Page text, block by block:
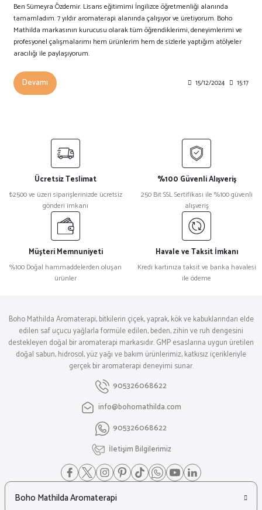
Ben Sümeyra Özdemir. Lisans eğitimimi İngilizce öğretmenliği alanında
tamamladım. 7 yıldır aromaterapi alanında çalışıyor ve üretiyorum. Boho
Mathilda markasının kurucusu olarak tüm öğrendiklerimi, deneyimlerimi ve
profesyonel çalışmalarımı hem ürünlerim hem de sizlerle yaptığım atölyeler
aracılığı ile paylaşıyorum.
Devamı 15/12/2024 15:17
Ücretsiz Teslimat
₺2500 ve üzeri siparişlerinizde ücretsiz
gönderi imkanı
%100 Güvenli Alışveriş
250 Bit SSL Sertifikası ile %100 güvenli
alışveriş
Müşteri Memnuniyeti
%100 Doğal hammaddelerden oluşan
ürünler
Havale ve Taksit İmkanı
Kredi kartınıza taksit ve banka havalesi
ile ödeme
Boho Mathilda Aromaterapi, bitkilerin çiçek, yaprak, kök ve kabuklarından elde
edilen saf uçucu yağlarla formüle edilen, beden, zihin ve ruh dengesini
destekleyen doğal bir aromaterapi markasıdır. GMP esaslarına uygun üretilen
doğal sabun, hidrosol, yüz yağı ve bakım ürünlerimiz, katkısız içerikleriyle
gerçek bir aromaterapi deneyimi sunar.
905326068622
info@bohomathilda.com
905326068622
İletişim Bilgilerimiz
Boho Mathilda Aromaterapi